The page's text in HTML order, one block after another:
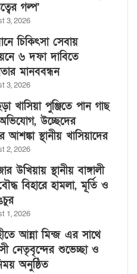
গল্প’
3, 2026
চিকিৎসা সেবায়
৬ দফা দাবিতে
মানববন্ধন
3, 2026
খাসিয়া পুঞ্জিতে পান গাছ
উচ্ছেদের
আশঙ্কা স্থানীয় খাসিয়াদের
2, 2026
উখিয়ায় স্থানীয় বাঙ্গালী
বিহারে হামলা, মূর্তি ও
1, 2026
আন্না মিন্জ এর সাথে
নেতৃবৃন্দের শুভেচ্ছা ও
অনুষ্ঠিত